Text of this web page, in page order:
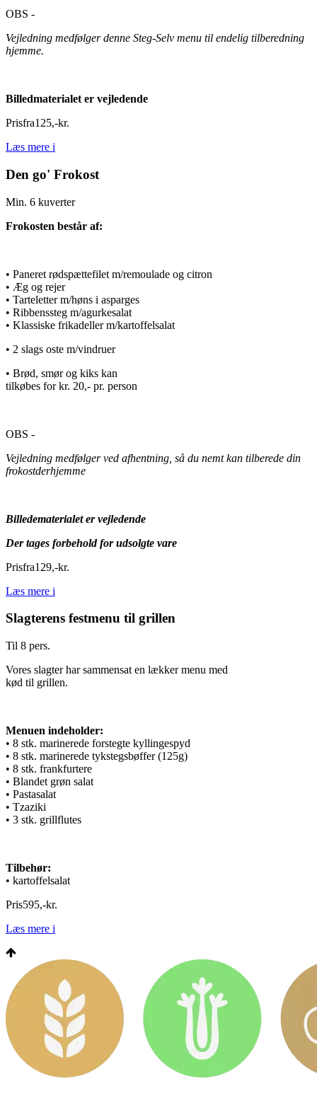
OBS -
Vejledning medfølger denne Steg-Selv menu til endelig tilberedning
hjemme.
Billedmaterialet er vejledende
Prisfra125,-kr.
Læs mere i
Den go' Frokost
Min. 6 kuverter
Frokosten består af:
• Paneret rødspættefilet m/remoulade og citron
• Æg og rejer
• Tarteletter m/høns i asparges
• Ribbenssteg m/agurkesalat
• Klassiske frikadeller m/kartoffelsalat
• 2 slags oste m/vindruer
• Brød, smør og kiks kan
tilkøbes for kr. 20,- pr. person
OBS -
Vejledning medfølger ved afhentning, så du nemt kan tilberede din
frokostderhjemme
Billedematerialet er vejledende
Der tages forbehold for udsolgte vare
Prisfra129,-kr.
Læs mere i
Slagterens festmenu til grillen
Til 8 pers.
Vores slagter har sammensat en lækker menu med
kød til grillen.
Menuen indeholder:
• 8 stk. marinerede forstegte kyllingespyd
• 8 stk. marinerede tykstegsbøffer (125g)
• 8 stk. frankfurtere
• Blandet grøn salat
• Pastasalat
• Tzaziki
• 3 stk. grillflutes
Tilbehør:
• kartoffelsalat
Pris595,-kr.
Læs mere i